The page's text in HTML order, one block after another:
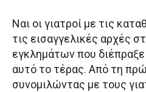
Ναι οι γιατροί με τις
τις εισαγγελικές αρχές
εγκλημάτων που
αυτό το τέρας. Από τη
συνομιλώντας με τους